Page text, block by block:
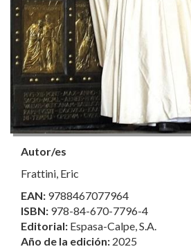
Autor/es
Frattini, Eric
EAN: 9788467077964
ISBN: 978-84-670-7796-4
Editorial: Espasa-Calpe, S.A.
Año de la edición: 2025